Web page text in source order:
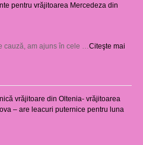
pentru vrăjitoarea Mercedeza din
cauză, am ajuns în cele … Citeşte mai
vrăjitoare din Oltenia- vrăjitoarea
– are leacuri puternice pentru luna